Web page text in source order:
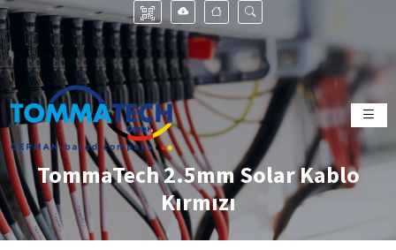
TommaTech 2.5mm Solar Kablo
Kırmızı